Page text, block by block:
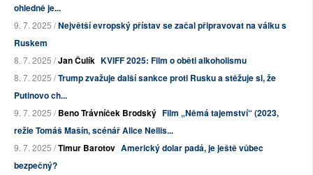
ohledně je...
9. 7. 2025 /Největší evropský přístav se začal připravovat na válku s
Ruskem
8. 7. 2025 /Jan Čulík KVIFF 2025: Film o oběti alkoholismu
8. 7. 2025 /Trump zvažuje další sankce proti Rusku a stěžuje si, že
Putinovo ch...
9. 7. 2025 /Beno Trávníček Brodský Film „Němá tajemství“ (2023,
režie Tomáš Mašín, scénář Alice Nellis...
9. 7. 2025 /Timur Barotov Americký dolar padá, je ještě vůbec
bezpečný?